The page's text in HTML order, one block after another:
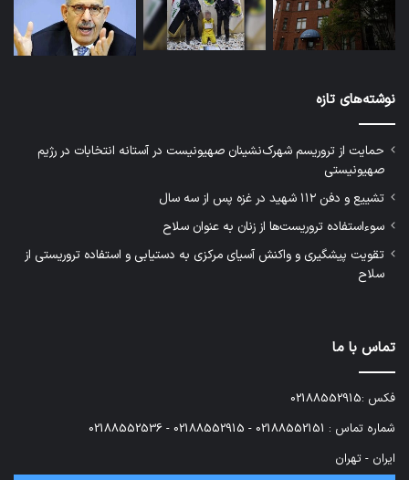
نوشته‌های تازه
حمایت از تروریسم شهرک‌نشینان صهیونیست در آستانه انتخابات در رژیم
صهیونیستی
تشییع و دفن ۱۱۲ شهید در غزه پس از سه سال
سوءاستفاده تروریست‌ها از زنان به عنوان سلاح
تقویت پیشگیری و واکنش آسیای مرکزی به دستیابی و استفاده تروریستی از
سلاح
تماس با ما
فکس :02188552915
شماره تماس : 02188552151 - 02188552915 - 02188552536
ایران - تهران